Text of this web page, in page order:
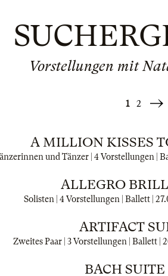
Vorstellungen mit
1 2
A MILLION KISSES
und Tänzer | 4 Vorstellungen |
ALLEGRO
Solisten | 4 Vorstellungen | Ballett |
ARTIFACT
Zweites Paar | 3 Vorstellungen | Ballett |
BACH